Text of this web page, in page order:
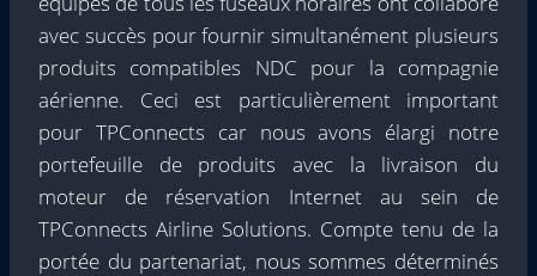
avec succès pour fournir simultanément plusieurs
produits compatibles NDC pour la compagnie
aérienne. Ceci est particulièrement important
pour TPConnects car nous avons élargi notre
portefeuille de produits avec la livraison du
moteur de réservation Internet au sein de
TPConnects Airline Solutions. Compte tenu de la
portée du partenariat, nous sommes déterminés